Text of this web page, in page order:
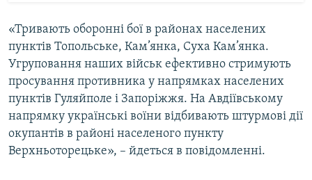
«Тривають оборонні бої в районах населених
пунктів Топольське, Кам’янка, Суха Кам’янка.
Угруповання наших військ ефективно стримують
просування противника у напрямках населених
пунктів Гуляйполе і Запоріжжя. На Авдіївському
напрямку українські воїни відбивають штурмові дії
окупантів в районі населеного пункту
Верхньоторецьке», – йдеться в повідомленні.